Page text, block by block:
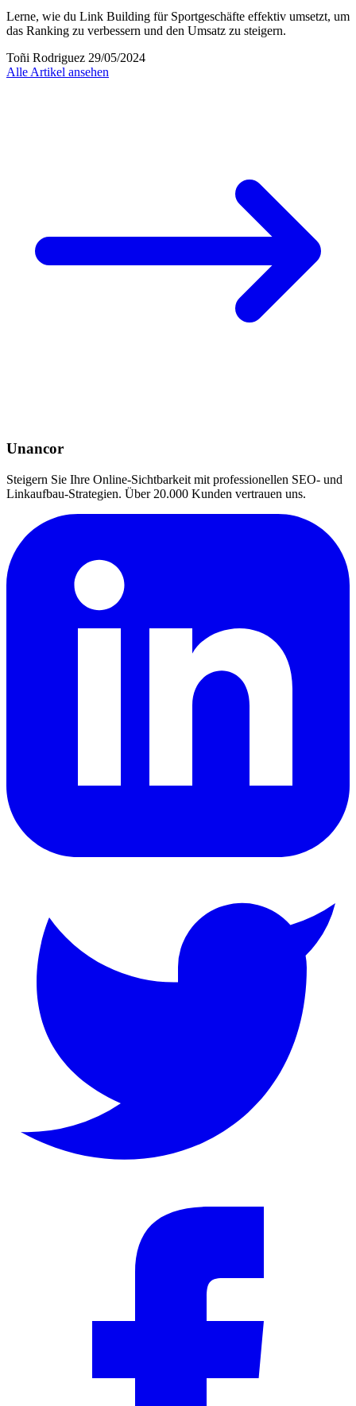
Lerne, wie du Link Building für Sportgeschäfte effektiv umsetzt, um
das Ranking zu verbessern und den Umsatz zu steigern.
Toñi Rodriguez 29/05/2024
Alle Artikel ansehen
Unancor
Steigern Sie Ihre Online-Sichtbarkeit mit professionellen SEO- und
Linkaufbau-Strategien. Über 20.000 Kunden vertrauen uns.